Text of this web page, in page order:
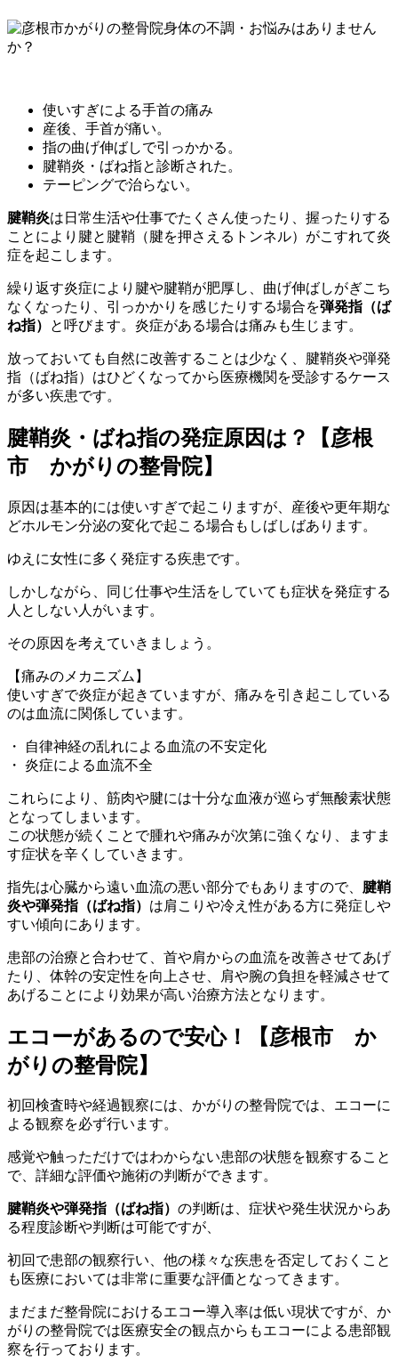
使いすぎによる手首の痛み
産後、手首が痛い。
指の曲げ伸ばしで引っかかる。
腱鞘炎・ばね指と診断された。
テーピングで治らない。
腱鞘炎は日常生活や仕事でたくさん使ったり、握ったりする
ことにより腱と腱鞘（腱を押さえるトンネル）がこすれて炎
症を起こします。
繰り返す炎症により腱や腱鞘が肥厚し、曲げ伸ばしがぎこち
なくなったり、引っかかりを感じたりする場合を弾発指（ば
ね指）
と呼びます。炎症がある場合は痛みも生じます。
放っておいても自然に改善することは少なく、腱鞘炎や弾発
指（ばね指）はひどくなってから医療機関を受診するケース
が多い疾患です。
腱鞘炎・ばね指の発症原因は？【彦根
市 かがりの整骨院】
原因は基本的には使いすぎで起こりますが、産後や更年期な
どホルモン分泌の変化で起こる場合もしばしばあります。
ゆえに女性に多く発症する疾患です。
しかしながら、同じ仕事や生活をしていても症状を発症する
人としない人がいます。
その原因を考えていきましょう。
【痛みのメカニズム】
使いすぎで炎症が起きていますが、痛みを引き起こしている
のは血流に関係しています。
・ 自律神経の乱れによる血流の不安定化
・ 炎症による血流不全
これらにより、筋肉や腱には十分な血液が巡らず無酸素状態
となってしまいます。
この状態が続くことで腫れや痛みが次第に強くなり、ますま
す症状を辛くしていきます。
指先は心臓から遠い血流の悪い部分でもありますので、 腱鞘
炎や弾発指（ばね指） は肩こりや冷え性がある方に発症しや
すい傾向にあります。
患部の治療と合わせて、首や肩からの血流を改善させてあげ
たり、体幹の安定性を向上させ、肩や腕の負担を軽減させて
あげることにより効果が高い治療方法となります。
エコーがあるので安心！【彦根市 か
がりの整骨院】
初回検査時や経過観察には、かがりの整骨院では、エコーに
よる観察を必ず行います。
感覚や触っただけではわからない患部の状態を観察すること
で、詳細な評価や施術の判断ができます。
腱鞘炎や弾発指（ばね指） の判断は、症状や発生状況からあ
る程度診断や判断は可能ですが、
初回で患部の観察行い、他の様々な疾患を否定しておくこと
も医療においては非常に重要な評価となってきます。
まだまだ整骨院におけるエコー導入率は低い現状ですが、か
がりの整骨院では医療安全の観点からもエコーによる患部観
察を行っております。